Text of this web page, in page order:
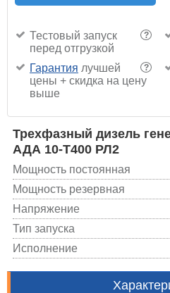
?
Тестовый запуск
перед отгрузкой
?
Гарантия лучшей
цены + скидка на цену
выше
Трехфазный дизель
АДА 10-Т400 РЛ2
Мощность постоянная
Мощность резервная
Напряжение
Тип запуска
Исполнение